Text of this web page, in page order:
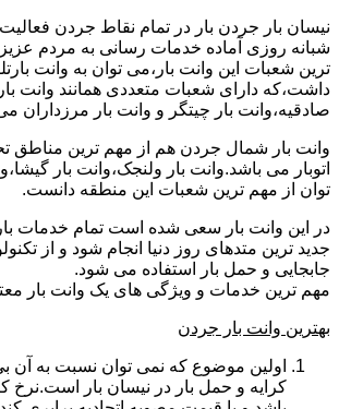
نیسان بار جردن بار در تمام نقاط جردن
شبانه روزی آماده خدمات رسانی به مردم
ترین شعبات این وانت بار،می توان به وانت
داشت،که دارای شعبات متعددی همانند وانت بار
صادقیه،وانت بار چیتگر و وانت بار مرزداران
وانت بار شمال جردن هم از مهم ترین
اتوبار می باشد.وانت بار ولنجک،وانت بار
توان از مهم ترین شعبات این منطقه دانست.
در این وانت بار سعی شده است تمام خدمات
جدید ترین متدهای روز دنیا انجام شود و از
جابجایی و حمل بار استفاده می شود.
مهم ترین خدمات و ویژگی های یک وانت بار
بهترین وانت بار جردن
اولین موضوع که نمی توان نسبت به آن
کرایه و حمل بار در نیسان بار است.نرخ